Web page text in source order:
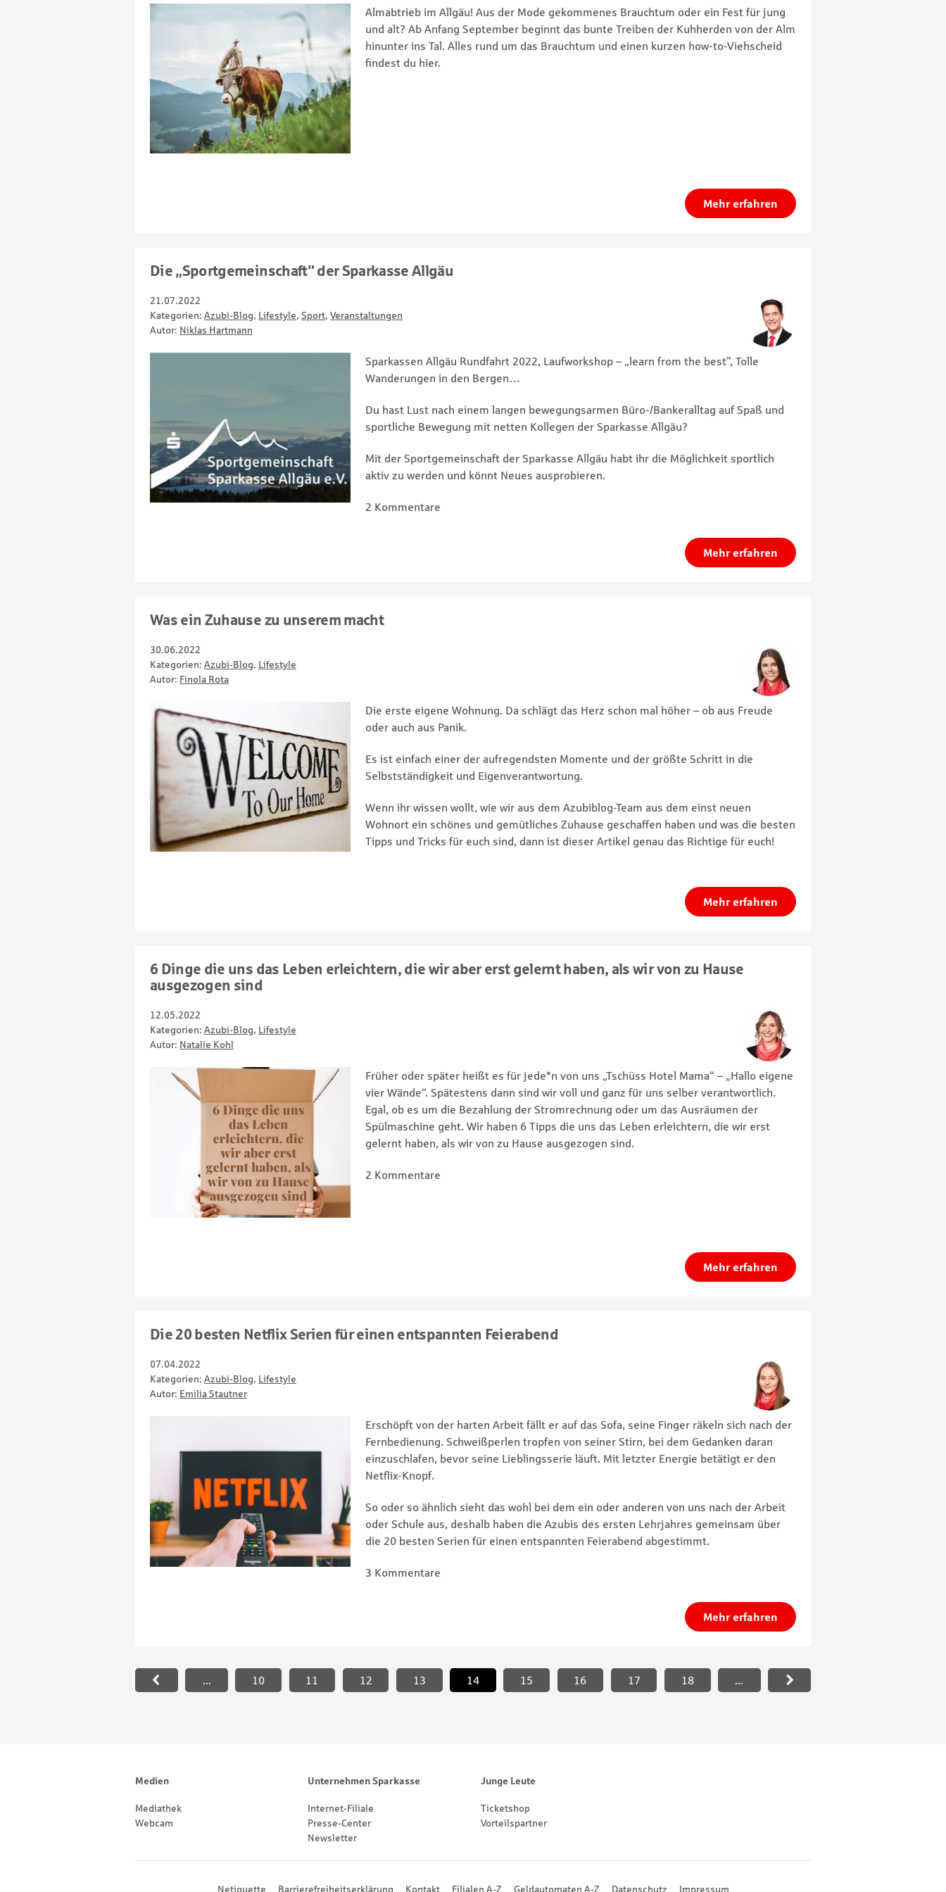
Almabtrieb im Allgäu! Aus der Mode gekommenes Brauchtum oder ein Fest für jung
und alt? Ab Anfang September beginnt das bunte Treiben der Kuhherden von der Alm
hinunter ins Tal. Alles rund um das Brauchtum und einen kurzen how-to-Viehscheid
findest du hier.
Mehr erfahren
Die „Sportgemeinschaft" der Sparkasse Allgäu
21.07.2022
Kategorien: Azubi-Blog, Lifestyle, Sport, Veranstaltungen
Autor: Niklas Hartmann
Sparkassen Allgäu Rundfahrt 2022, Laufworkshop – „learn from the best”, Tolle
Wanderungen in den Bergen…
Du hast Lust nach einem langen bewegungsarmen Büro-/Bankeralltag auf Spaß und
sportliche Bewegung mit netten Kollegen der Sparkasse Allgäu?
Mit der Sportgemeinschaft der Sparkasse Allgäu habt ihr die Möglichkeit sportlich
aktiv zu werden und könnt Neues ausprobieren.
2 Kommentare
Mehr erfahren
Was ein Zuhause zu unserem macht
30.06.2022
Kategorien: Azubi-Blog, Lifestyle
Autor: Finola Rota
Die erste eigene Wohnung. Da schlägt das Herz schon mal höher – ob aus Freude
oder auch aus Panik.
Es ist einfach einer der aufregendsten Momente und der größte Schritt in die
Selbstständigkeit und Eigenverantwortung.
Wenn ihr wissen wollt, wie wir aus dem Azubiblog-Team aus dem einst neuen
Wohnort ein schönes und gemütliches Zuhause geschaffen haben und was die besten
Tipps und Tricks für euch sind, dann ist dieser Artikel genau das Richtige für euch!
Mehr erfahren
6 Dinge die uns das Leben erleichtern, die wir aber erst gelernt haben, als wir von zu Hause
ausgezogen sind
12.05.2022
Kategorien: Azubi-Blog, Lifestyle
Autor: Natalie Kohl
Früher oder später heißt es für jede*n von uns „Tschüss Hotel Mama“ – „Hallo eigene
vier Wände“. Spätestens dann sind wir voll und ganz für uns selber verantwortlich.
Egal, ob es um die Bezahlung der Stromrechnung oder um das Ausräumen der
Spülmaschine geht. Wir haben 6 Tipps die uns das Leben erleichtern, die wir erst
gelernt haben, als wir von zu Hause ausgezogen sind.
2 Kommentare
Mehr erfahren
Die 20 besten Netflix Serien für einen entspannten Feierabend
07.04.2022
Kategorien: Azubi-Blog, Lifestyle
Autor: Emilia Stautner
Erschöpft von der harten Arbeit fällt er auf das Sofa, seine Finger räkeln sich nach der
Fernbedienung. Schweißperlen tropfen von seiner Stirn, bei dem Gedanken daran
einzuschlafen, bevor seine Lieblingsserie läuft. Mit letzter Energie betätigt er den
Netflix-Knopf.
So oder so ähnlich sieht das wohl bei dem ein oder anderen von uns nach der Arbeit
oder Schule aus, deshalb haben die Azubis des ersten Lehrjahres gemeinsam über
die 20 besten Serien für einen entspannten Feierabend abgestimmt.
3 Kommentare
Mehr erfahren
Paginierung
... 10 11 12 13 14 15 16 17 18 ...
Medien
Mediathek
Webcam
Unternehmen Sparkasse
Internet-Filiale
Presse-Center
Newsletter
Junge Leute
Ticketshop
Vorteilspartner
Netiquette Barrierefreiheitserklärung Kontakt Filialen A-Z Geldautomaten A-Z Datenschutz Impressum